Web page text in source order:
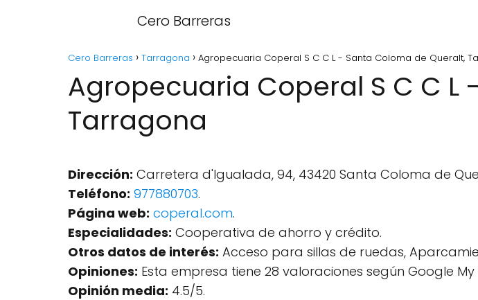
Cero Barreras
Cero Barreras Tarragona Agropecuaria Coperal S C C L - Santa Coloma de Queralt,
Agropecuaria Coperal S C C
Tarragona
Dirección: Carretera d'Igualada, 94, 43420 Santa Coloma de
Teléfono: 977880703.
Página web: coperal.com.
Especialidades: Cooperativa de ahorro y crédito.
Otros datos de interés: Acceso para sillas de ruedas,
Opiniones: Esta empresa tiene 28 valoraciones según Google My
Opinión media: 4.5/5.